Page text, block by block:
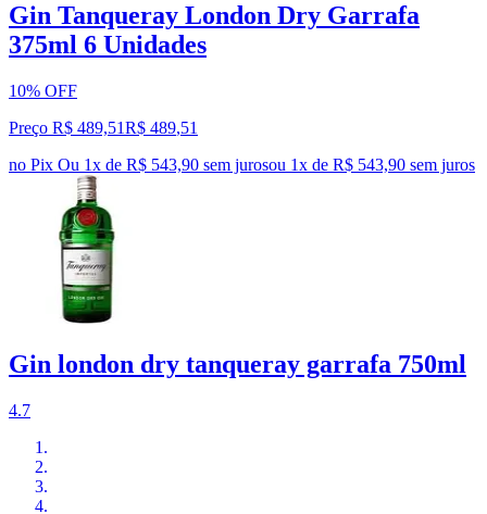
Gin Tanqueray London Dry Garrafa
375ml 6 Unidades
10% OFF
Preço R$ 489,51R$ 489,51
no Pix Ou 1x de R$ 543,90 sem jurosou 1x de R$ 543,90 sem juros
Gin london dry tanqueray garrafa 750ml
4.7